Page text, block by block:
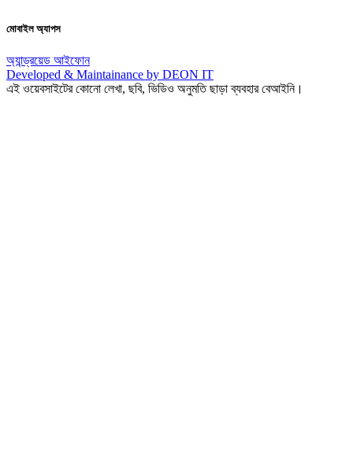
মোবাইল অ্যাপস
অ্যান্ড্রয়েড আইফোন
Developed & Maintainance by DEON IT
এই ওয়েবসাইটের কোনো লেখা, ছবি, ভিডিও অনুমতি ছাড়া ব্যবহার বেআইনি।